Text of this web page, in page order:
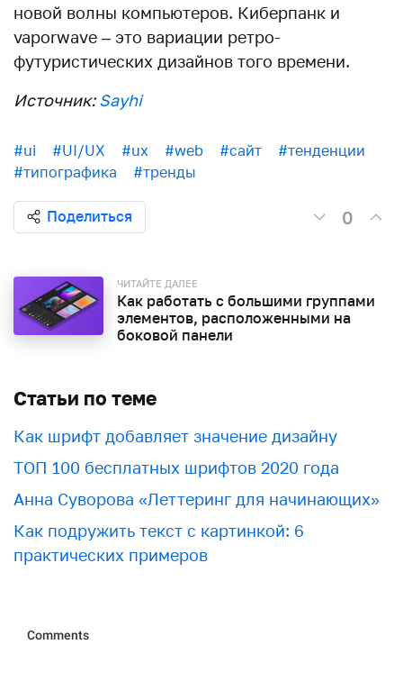
новой волны компьютеров. Киберпанк и
vaporwave – это вариации ретро-
футуристических дизайнов того времени.
Источник:Sayhi
#ui #UI/UX #ux #web #сайт
#тенденции
#типографика
#тренды
Поделиться 0
ЧИТАЙТЕ ДАЛЕЕ
Как работать с большими группами
элементов, расположенными на
боковой панели
Статьи по теме
Как шрифт добавляет значение дизайну
ТОП 100 бесплатных шрифтов 2020 года
Анна Суворова «Леттеринг для начинающих»
Как подружить текст с картинкой: 6
практических примеров